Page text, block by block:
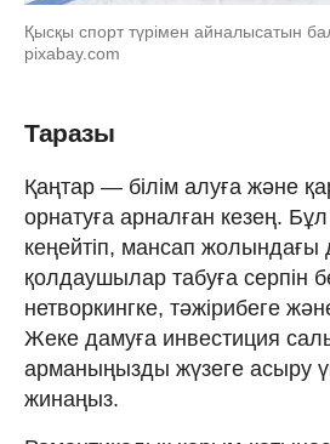
Қысқы спорт түрімен айналысатын
pixabay.com
Таразы
Қаңтар — білім алуға және
орнатуға арналған кезең. Бұл
кеңейтіп, мансап
қолдаушылар табуға серпін
нетворкингке, тәжірибеге
Жеке дамуға инвестиция
арманыңызды жүзеге асыру
жинаңыз.